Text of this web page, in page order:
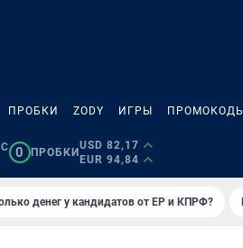
ПРОБКИ ZODY ИГРЫ ПРОМОКОДЫ
0 ПРОБКИ
USD 82,17
EUR 94,84
денег у кандидатов от ЕР и КПРФ?